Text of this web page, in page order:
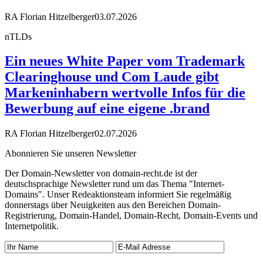
RA Florian Hitzelberger03.07.2026
nTLDs
Ein neues White Paper vom Trademark
Clearinghouse und Com Laude gibt
Markeninhabern wertvolle Infos für die
Bewerbung auf eine eigene .brand
RA Florian Hitzelberger02.07.2026
Abonnieren Sie unseren Newsletter
Der Domain-Newsletter von domain-recht.de ist der
deutschsprachige Newsletter rund um das Thema "Internet-
Domains". Unser Redeaktionsteam informiert Sie regelmäßig
donnerstags über Neuigkeiten aus den Bereichen Domain-
Registrierung, Domain-Handel, Domain-Recht, Domain-Events und
Internetpolitik.